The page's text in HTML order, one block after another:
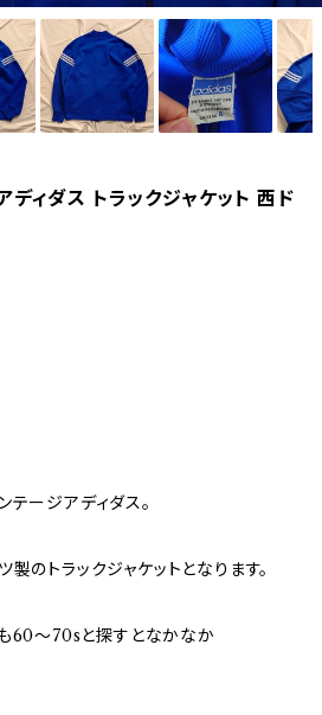
ィダス トラックジャケット 西ド
ージアディダス。
のトラックジャケットとなります。
60～70sと探すとなかなか